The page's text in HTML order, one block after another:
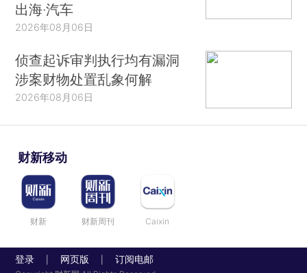
出海·汽车
2026年08月06日
侦查起诉审判执行均有漏洞
涉案财物处置乱象何解
2026年08月06日
财新移动
财新 财新周刊 Caixin
登录 网页版 订阅电邮